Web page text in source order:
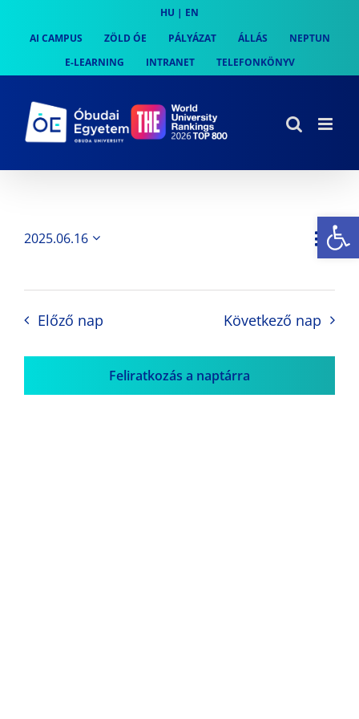
content
HU | EN
AI CAMPUS
ZÖLD ÓE PÁLYÁZAT ÁLLÁS
NEPTUN
E-LEARNING
INTRANET TELEFONKÖNYV
Nap
2025.06.16
Előző nap Következő nap
Feliratkozás a naptárra